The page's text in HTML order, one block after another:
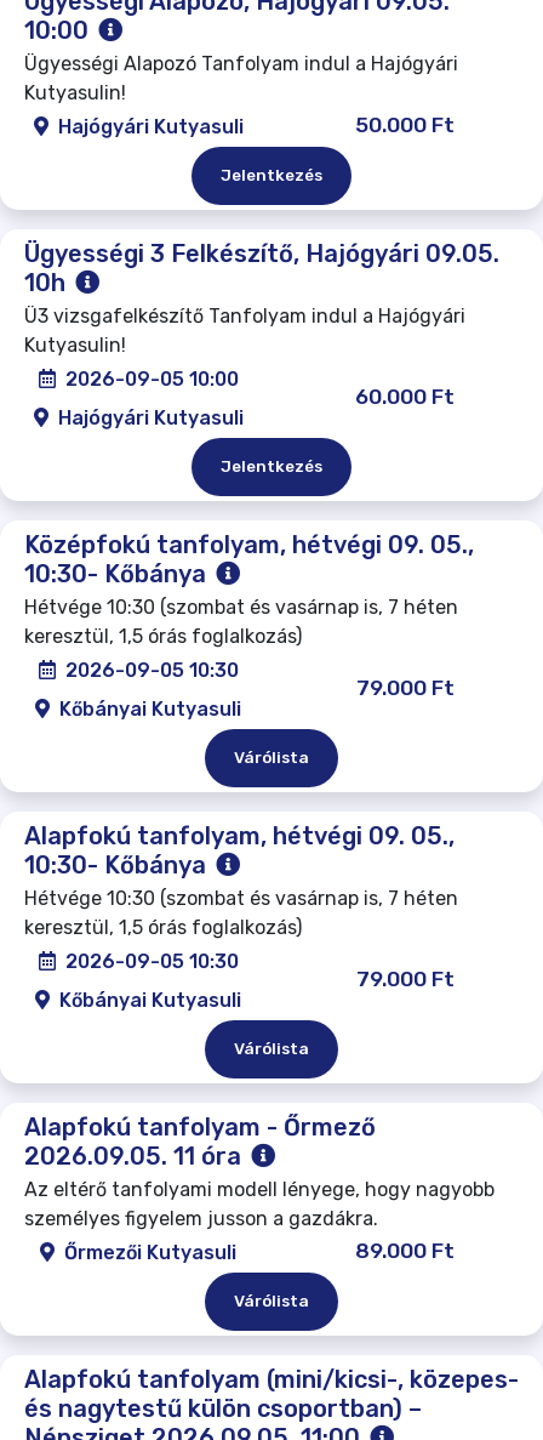
10:00
Ügyességi Alapozó Tanfolyam indul a Hajógyári
Kutyasulin!
Hajógyári Kutyasuli
50.000 Ft
Jelentkezés
Ügyességi 3 Felkészítő, Hajógyári 09.05.
10h
Ü3 vizsgafelkészítő Tanfolyam indul a Hajógyári
Kutyasulin!
2026-09-05 10:00
Hajógyári Kutyasuli
60.000 Ft
Jelentkezés
Középfokú tanfolyam, hétvégi 09. 05.,
10:30- Kőbánya
Hétvége 10:30 (szombat és vasárnap is, 7 héten
keresztül, 1,5 órás foglalkozás)
2026-09-05 10:30
Kőbányai Kutyasuli
79.000 Ft
Várólista
Alapfokú tanfolyam, hétvégi 09. 05.,
10:30- Kőbánya
Hétvége 10:30 (szombat és vasárnap is, 7 héten
keresztül, 1,5 órás foglalkozás)
2026-09-05 10:30
Kőbányai Kutyasuli
79.000 Ft
Várólista
Alapfokú tanfolyam - Őrmező
2026.09.05. 11 óra
Az eltérő tanfolyami modell lényege, hogy nagyobb
személyes figyelem jusson a gazdákra.
Őrmezői Kutyasuli
89.000 Ft
Várólista
Alapfokú tanfolyam (mini/kicsi-, közepes-
és nagytestű külön csoportban) –